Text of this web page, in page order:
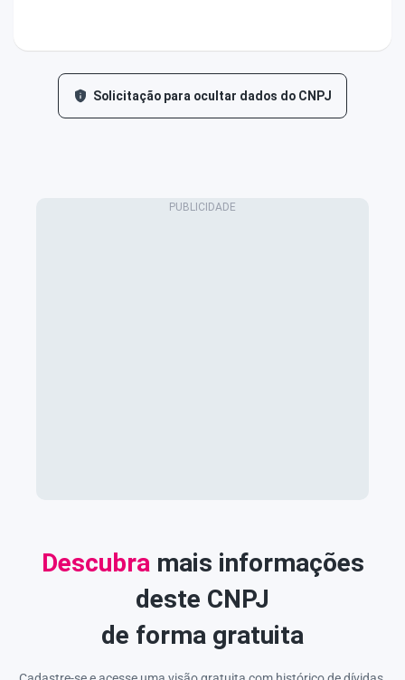
Solicitação para ocultar dados do CNPJ
Descubramais informações
deste CNPJ
de forma gratuita